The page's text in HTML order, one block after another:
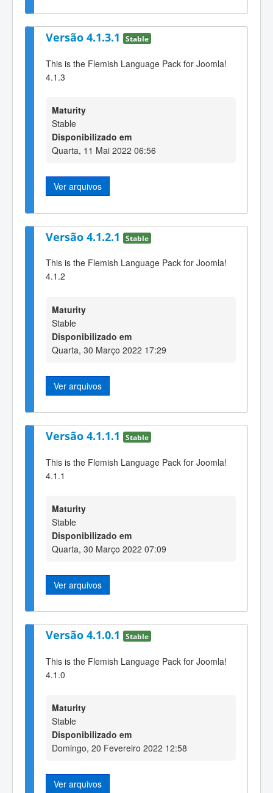
Versão 4.1.3.1 Stable
This is the Flemish Language Pack for Joomla!
4.1.3
Maturity
Stable
Disponibilizado em
Quarta, 11 Mai 2022 06:56
Ver arquivos
Versão 4.1.2.1 Stable
This is the Flemish Language Pack for Joomla!
4.1.2
Maturity
Stable
Disponibilizado em
Quarta, 30 Março 2022 17:29
Ver arquivos
Versão 4.1.1.1 Stable
This is the Flemish Language Pack for Joomla!
4.1.1
Maturity
Stable
Disponibilizado em
Quarta, 30 Março 2022 07:09
Ver arquivos
Versão 4.1.0.1 Stable
This is the Flemish Language Pack for Joomla!
4.1.0
Maturity
Stable
Disponibilizado em
Domingo, 20 Fevereiro 2022 12:58
Ver arquivos